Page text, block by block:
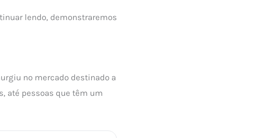
lendo, demonstraremos
no mercado destinado a
até pessoas que têm um